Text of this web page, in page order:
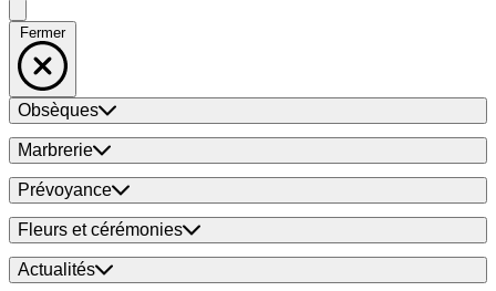
Fermer
Obsèques
Marbrerie
Prévoyance
Fleurs et cérémonies
Actualités